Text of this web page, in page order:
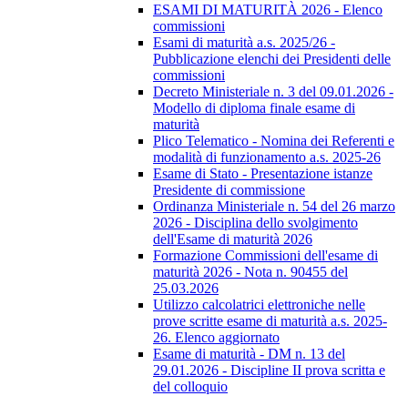
ESAMI DI MATURITÀ 2026 - Elenco
commissioni
Esami di maturità a.s. 2025/26 -
Pubblicazione elenchi dei Presidenti delle
commissioni
Decreto Ministeriale n. 3 del 09.01.2026 -
Modello di diploma finale esame di
maturità
Plico Telematico - Nomina dei Referenti e
modalità di funzionamento a.s. 2025-26
Esame di Stato - Presentazione istanze
Presidente di commissione
Ordinanza Ministeriale n. 54 del 26 marzo
2026 - Disciplina dello svolgimento
dell'Esame di maturità 2026
Formazione Commissioni dell'esame di
maturità 2026 - Nota n. 90455 del
25.03.2026
Utilizzo calcolatrici elettroniche nelle
prove scritte esame di maturità a.s. 2025-
26. Elenco aggiornato
Esame di maturità - DM n. 13 del
29.01.2026 - Discipline II prova scritta e
del colloquio